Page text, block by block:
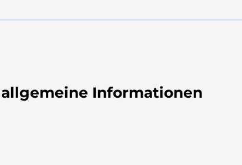
Informationen